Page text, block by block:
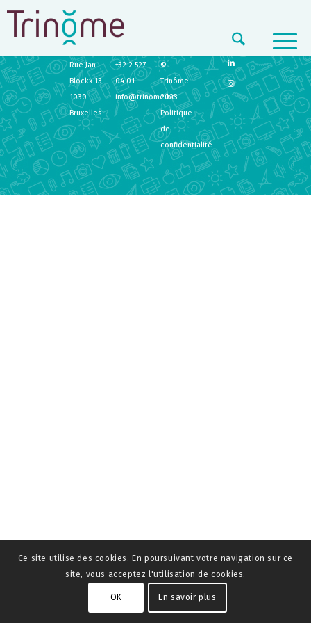
TRINÔME
Rue Jan
Blockx 13
1030
Bruxelles
+32 2 527
04 01
info@trinome.be
©
Trinôme
2023
Politique
de
confidentialité
Ce site utilise des cookies. En poursuivant votre navigation sur ce
site, vous acceptez l'utilisation de cookies.
OK En savoir plus